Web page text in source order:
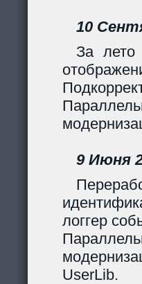
10
За
9 Июня
логгер
UserLib.